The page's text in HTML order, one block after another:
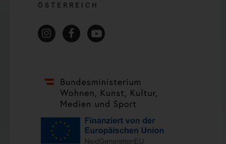
ÖSTERREICH